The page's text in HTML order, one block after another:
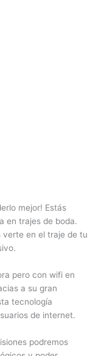
mejor! Estás
en trajes de boda.
verte en el traje de tu
pero con wifi en
a su gran
tecnología
de internet.
podremos